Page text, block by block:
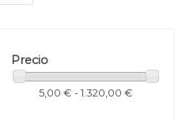
Precio
5,00 € - 1.320,00 €